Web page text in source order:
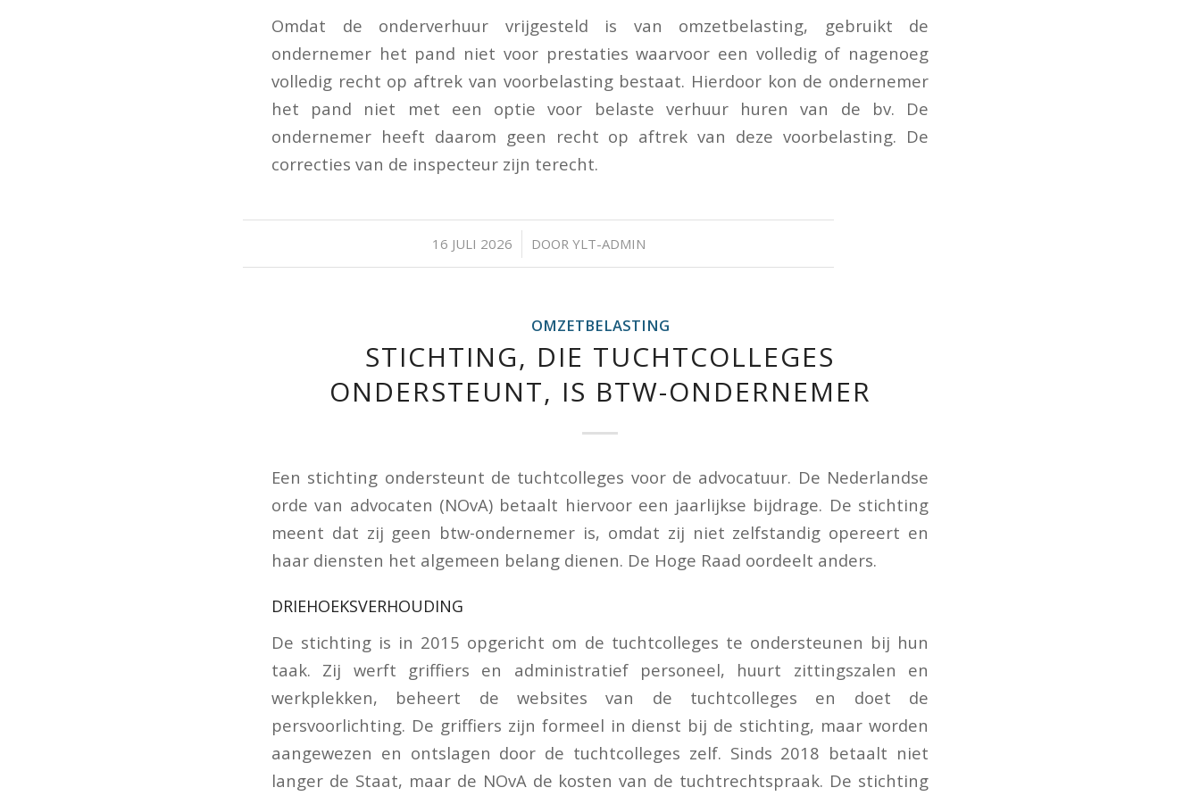
Omdat de onderverhuur vrijgesteld is van omzetbelasting, gebruikt de
ondernemer het pand niet voor prestaties waarvoor een volledig of nagenoeg
volledig recht op aftrek van voorbelasting bestaat. Hierdoor kon de ondernemer
het pand niet met een optie voor belaste verhuur huren van de bv. De
ondernemer heeft daarom geen recht op aftrek van deze voorbelasting. De
correcties van de inspecteur zijn terecht.
16 JULI 2026
/ DOOR YLT-ADMIN
OMZETBELASTING
STICHTING, DIE TUCHTCOLLEGES
ONDERSTEUNT, IS BTW-ONDERNEMER
Een stichting ondersteunt de tuchtcolleges voor de advocatuur. De Nederlandse
orde van advocaten (NOvA) betaalt hiervoor een jaarlijkse bijdrage. De stichting
meent dat zij geen btw-ondernemer is, omdat zij niet zelfstandig opereert en
haar diensten het algemeen belang dienen. De Hoge Raad oordeelt anders.
DRIEHOEKSVERHOUDING
De stichting is in 2015 opgericht om de tuchtcolleges te ondersteunen bij hun
taak. Zij werft griffiers en administratief personeel, huurt zittingszalen en
werkplekken, beheert de websites van de tuchtcolleges en doet de
persvoorlichting. De griffiers zijn formeel in dienst bij de stichting, maar worden
aangewezen en ontslagen door de tuchtcolleges zelf. Sinds 2018 betaalt niet
langer de Staat, maar de NOvA de kosten van de tuchtrechtspraak. De stichting